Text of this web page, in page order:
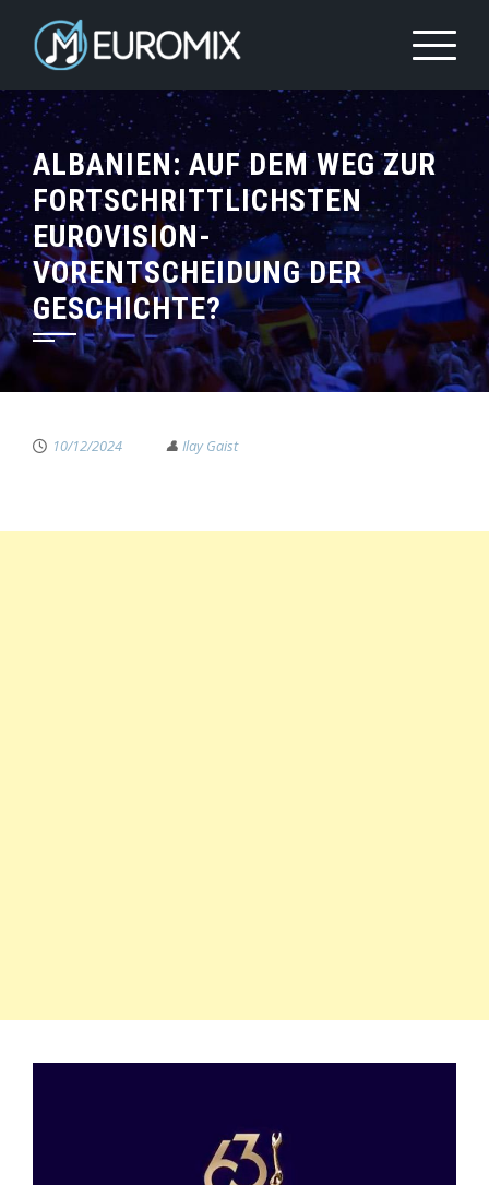
ALBANIEN: AUF DEM WEG ZUR
FORTSCHRITTLICHSTEN
EUROVISION-
VORENTSCHEIDUNG DER
GESCHICHTE?
10/12/2024